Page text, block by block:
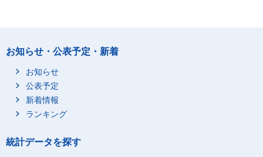
お知らせ・公表予定・新着
お知らせ
公表予定
新着情報
ランキング
統計データを探す